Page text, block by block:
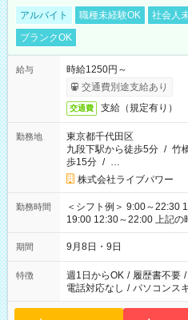
アルバイト 職種未経験OK 社会人
ブランクOK
給与
時給1250円～
交通費別途支給あり
交通費 支給（規定有り）
勤務地
東京都千代田区
九段下駅から徒歩5分 / 竹
歩15分 / …
株式会社ライブパワー
勤務時間
＜シフト例＞ 9:00～22:30
19:00 12:30～22:00 上記の時間から好きな時間を選べます！ ※
時間は変更となる可能性が
期間 9月8日・9日
特徴 週1日からOK / 履歴書不要 /
電話対応なし / パソコンス